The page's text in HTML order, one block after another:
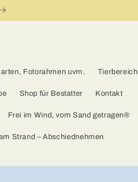
Fotorahmen uvm. Tierbereich
Shop für Bestatter Kontakt
Frei im Wind, vom Sand getragen®
Strand – Abschiednehmen